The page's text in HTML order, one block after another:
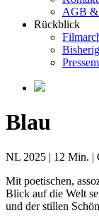
AGB &
Rückblick
Blau
NL 2025 | 12 Min. |
Mit poetischen,
Blick auf die Welt
und der stillen